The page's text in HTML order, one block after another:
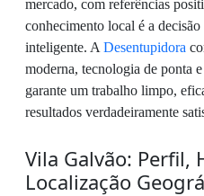
mercado, com referências
conhecimento local é a decisão
inteligente. A Desentupidora
moderna, tecnologia de ponta
garante um trabalho limpo,
resultados verdadeiramente
Vila Galvão: Perfil,
Localização